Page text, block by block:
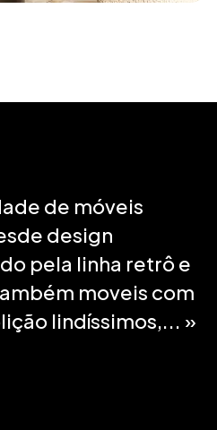
de móveis
design
pela linha retrô e
moveis com
lindíssimos,...